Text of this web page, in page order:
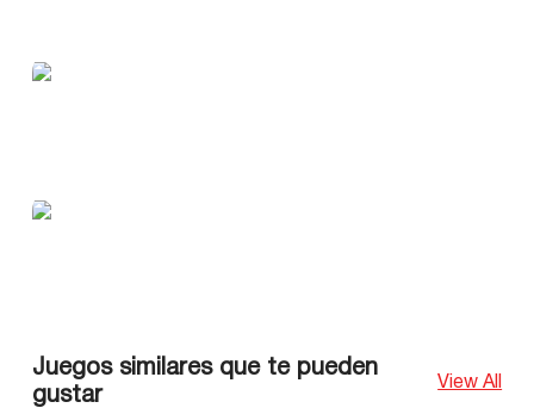
Juegos similares que te pueden
gustar
View All